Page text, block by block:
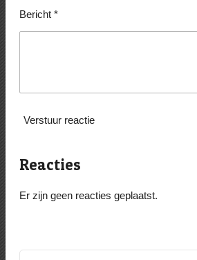
Bericht *
Verstuur reactie
Reacties
Er zijn geen reacties geplaatst.